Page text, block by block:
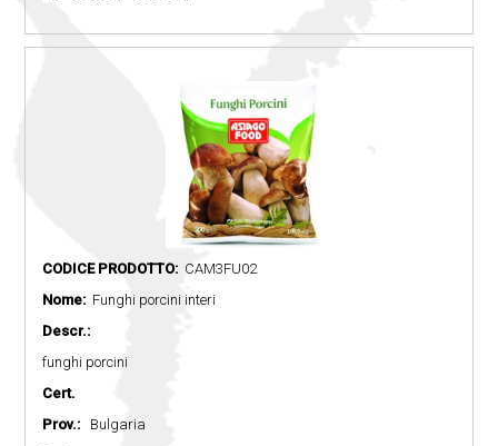
CODICE PRODOTTO: CAM3FU02
Nome: Funghi porcini interi
Descr.:
funghi porcini
Cert.
Prov.: Bulgaria